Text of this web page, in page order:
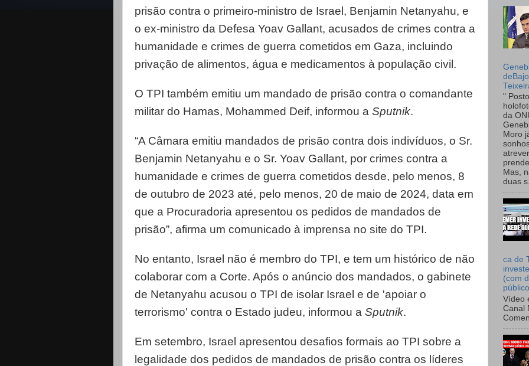
prisão contra o primeiro-ministro de Israel, Benjamin Netanyahu, e
o ex-ministro da Defesa Yoav Gallant, acusados de crimes contra a
humanidade e crimes de guerra cometidos em Gaza, incluindo
privação de alimentos, água e medicamentos à população civil.
O TPI também emitiu um mandado de prisão contra o comandante
militar do Hamas, Mohammed Deif, informou a Sputnik.
“A Câmara emitiu mandados de prisão contra dois indivíduos, o Sr.
Benjamin Netanyahu e o Sr. Yoav Gallant, por crimes contra a
humanidade e crimes de guerra cometidos desde, pelo menos, 8
de outubro de 2023 até, pelo menos, 20 de maio de 2024, data em
que a Procuradoria apresentou os pedidos de mandados de
prisão”, afirma um comunicado à imprensa no site do TPI.
No entanto, Israel não é membro do TPI, e tem um histórico de não
colaborar com a Corte. Após o anúncio dos mandados, o gabinete
de Netanyahu acusou o TPI de isolar Israel e de 'apoiar o
terrorismo' contra o Estado judeu, informou a Sputnik.
Em setembro, Israel apresentou desafios formais ao TPI sobre a
legalidade dos pedidos de mandados de prisão contra os líderes
"
da
Moro
Mas,
duas
ca de
(com
Vídeo
Canal